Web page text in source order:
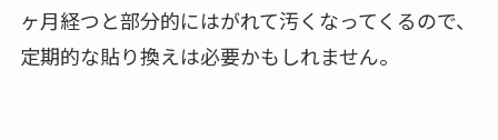
ヶ月経つと部分的にはがれて汚くなってくるので、
定期的な貼り換えは必要かもしれません。